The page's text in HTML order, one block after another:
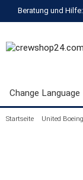
Beratung und
Change Language
Startseite United